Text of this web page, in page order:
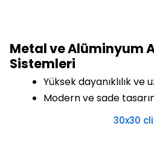
Metal ve Alüminyum
Sistemleri
Yüksek dayanıklılık ve
Modern ve sade
30x30